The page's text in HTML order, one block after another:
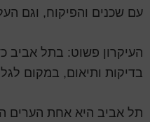
עם שכנים והפיקוח, וגם
העיקרון פשוט: בתל אביב
בדיקות ותיאום, במקום
תל אביב היא אחת הערים